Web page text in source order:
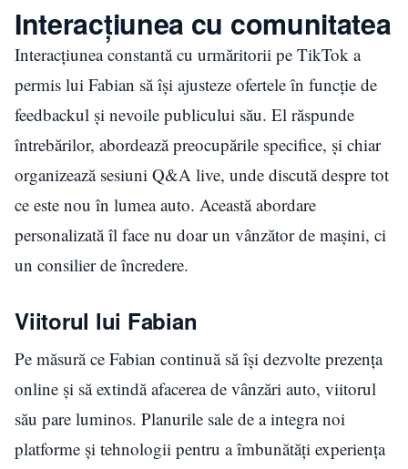
Interacțiunea cu comunitatea
Interacțiunea constantă cu urmăritorii pe TikTok a
permis lui Fabian să își ajusteze ofertele în funcție de
feedbackul și nevoile publicului său. El răspunde
întrebărilor, abordează preocupările specifice, și chiar
organizează sesiuni Q&A live, unde discută despre tot
ce este nou în lumea auto. Această abordare
personalizată îl face nu doar un vânzător de mașini, ci
un consilier de încredere.
Viitorul lui Fabian
Pe măsură ce Fabian continuă să își dezvolte prezența
online și să extindă afacerea de vânzări auto, viitorul
său pare luminos. Planurile sale de a integra noi
platforme și tehnologii pentru a îmbunătăți experiența